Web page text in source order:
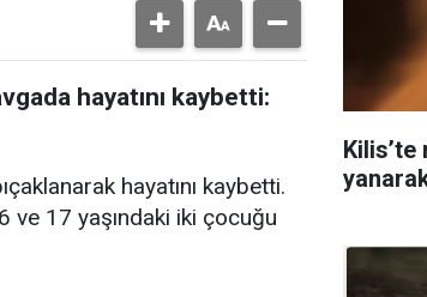
hayatını kaybetti:
hayatını kaybetti.
ve 17 yaşındaki iki çocuğu